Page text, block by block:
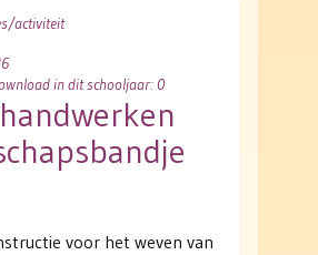
activiteit
in dit schooljaar: 0
voor het weven van